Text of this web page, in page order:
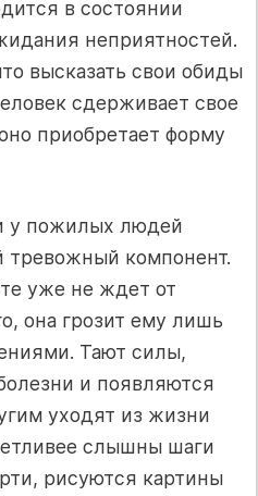
в состоянии
неприятностей.
высказать свои обиды
сдерживает свое
приобретает форму
у пожилых людей
компонент.
уже не ждет от
она грозит ему лишь
Тают силы,
и появляются
уходят из жизни
слышны шаги
рисуются картины